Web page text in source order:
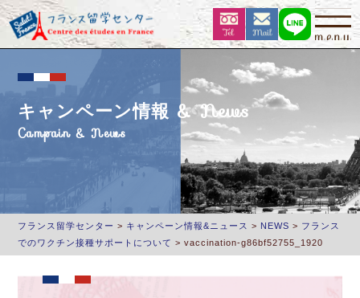
キャンペーン情報 & News
Campain & News
フランス留学センター > キャンペーン情報&ニュース > NEWS > フランス
でのワクチン接種サポートについて >vaccination-g86bf52755_1920